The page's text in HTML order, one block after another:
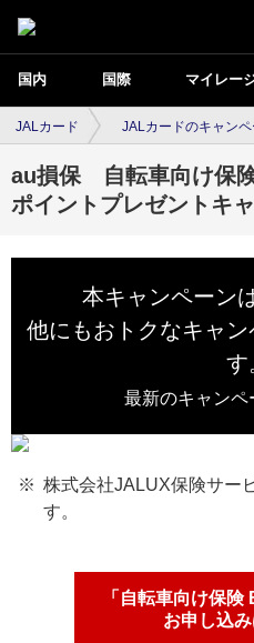
国内 国際 マイレー
JALカード JALカードのキャンペ
au損保 自転車向け保
ポイントプレゼントキ
本キャンペーン
他にもおトクなキャ
す
最新のキャンペ
株式会社JALUX保険サー
す。
「自転車向け保険
お申し込